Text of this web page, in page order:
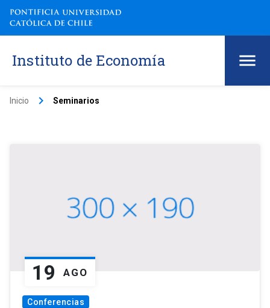
Instituto de Economía
Inicio keyboard_arrow_right Seminarios
19 AGO
Conferencias